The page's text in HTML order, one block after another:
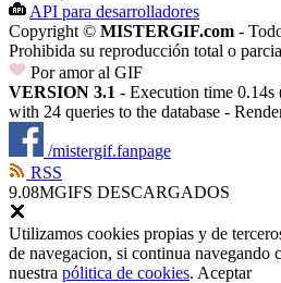
API para desarrolladores
Copyright © MISTERGIF.com -
Prohibida su reproducción total o
Por amor al GIF
VERSION 3.1 - Execution time
with 24 queries to the database -
/mistergif.fanpage
RSS
9.08MGIFS DESCARGADOS
Utilizamos cookies propias y de
de navegacion, si continua navegando
nuestra pólitica de cookies. Aceptar